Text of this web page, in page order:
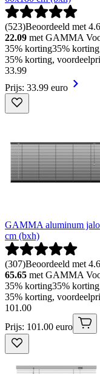
(523)Beoordeeld met
22.09 met GAMMA
35% korting35% korting
35% korting,
33.99
Prijs: 33.99 euro
GAMMA aluminum
cm (bxh)
(307)Beoordeeld met
65.65 met GAMMA
35% korting35% korting
35% korting,
101 .00
Prijs: 101.00 euro